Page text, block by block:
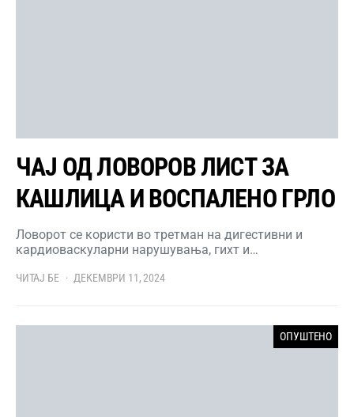
ЧАЈ ОД ЛОВОРОВ ЛИСТ ЗА
КАШЛИЦА И ВОСПАЛЕНО ГРЛО
Ловорот се користи во третман на дигестивни и
кардиоваскуларни нарушувања, гихт и…
ЧИТАЈ БЕ ДЕКЕМВРИ 11, 2024
ОПУШТЕНО